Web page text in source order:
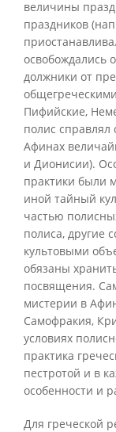
величины
праздников
освобождались
должники от
Пифийские,
полис
Афинах
и Дионисии).
практики были
иной тайный
частью
полиса, другие
культовыми
обязаны
посвящения.
мистерии в
Самофракия,
условиях
практика
пестротой и в
особенности и
Для греческой